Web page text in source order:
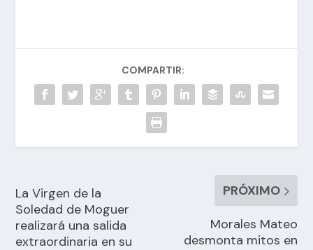
COMPARTIR:
La Virgen de la
Soledad de Moguer
realizará una salida
extraordinaria en su
PRÓXIMO
Morales Mateo
desmonta mitos en